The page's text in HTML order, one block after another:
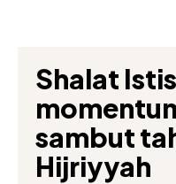
Shalat
sambut
Hijriyyah